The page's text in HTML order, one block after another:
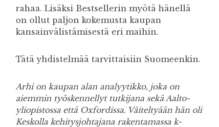
rahaa. Lisäksi Bestsellerin myötä hänellä
on ollut paljon kokemusta kaupan
kansainvälistämisestä eri maihin.
Tätä yhdistelmää tarvittaisiin Suomeenkin.
Arhi on kaupan alan analyytikko, joka on
aiemmin työskennellyt tutkijana sekä Aalto-
yliopistossa että Oxfordissa. Väiteltyään hän oli
Keskolla kehitysjohtajana rakentamassa k-